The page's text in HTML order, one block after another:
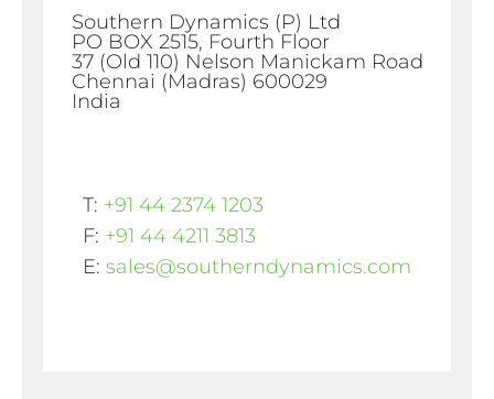
Southern Dynamics (P) Ltd
PO BOX 2515, Fourth Floor
37 (Old 110) Nelson Manickam Road
Chennai (Madras) 600029
India
T: +91 44 2374 1203
F: +91 44 4211 3813
E: sales@southerndynamics.com